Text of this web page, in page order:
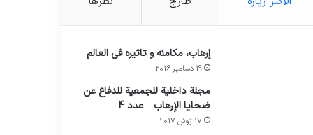
إرهاب، مكامنه و تاثيره في العالم
19 دسامبر 2016
مجلة داخلية للجمعية للدفاع عن
ضحايا الإرهاب – عدد 4
17 ژوئن 2017